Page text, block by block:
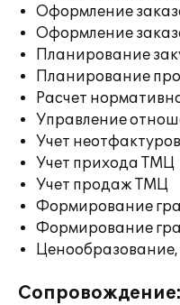
Оформление
Оформление
Планирование
Планирование
Расчет
Управление
Учет
Учет прихода ТМЦ
Учет продаж ТМЦ
Формирование
Формирование
Сопровождение: